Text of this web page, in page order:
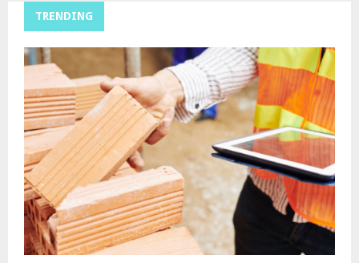
TRENDING